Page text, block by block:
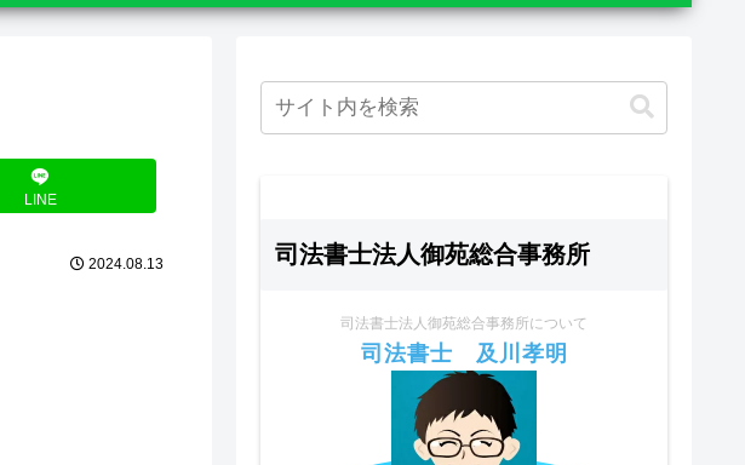
LINE
2024.08.13 司法書士法人御苑総合事務所
司法書士法人御苑総合事務所について
司法書士 及川孝明